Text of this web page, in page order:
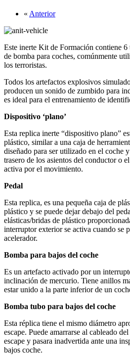
« Anterior
Este inerte Kit de Formación contiene
de bomba para coches, comúnmente
los terroristas.
Todos los artefactos explosivos
producen un sonido de zumbido para
es ideal para el entrenamiento de
Dispositivo ‘plano’
Esta replica inerte “dispositivo plano”
plástico, similar a una caja de
diseñado para ser utilizado en el coche
trasero de los asientos del conductor o
activa por el movimiento.
Pedal
Esta replica, es una pequeña caja de
plástico y se puede dejar debajo del
elásticas/bridas de plástico
interruptor exterior se activa cuando se
acelerador.
Bomba para bajos del coche
Es un artefacto activado por un
inclinación de mercurio. Tiene anillos
estar unido a la parte inferior de un
Bomba tubo para bajos del coche
Esta réplica tiene el mismo diámetro
escape. Puede amarrarse al cableado
escape y pasara inadvertida ante una
bajos coche.